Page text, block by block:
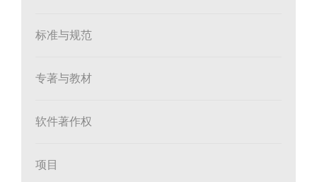
标准与规范
专著与教材
软件著作权
项目